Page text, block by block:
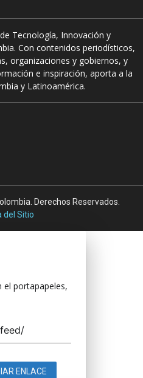
Tecnología, Innovación y
Con contenidos periodísticos,
organizaciones y gobiernos, y
e inspiración, aporta a la
y Latinoamérica.
Derechos Reservados.
del Sitio
el portapapeles,
ENLACE